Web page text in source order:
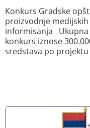
Konkurs Gradske
proizvodnje
informisanja Ukupna
konkurs iznose
sredstava po projektu